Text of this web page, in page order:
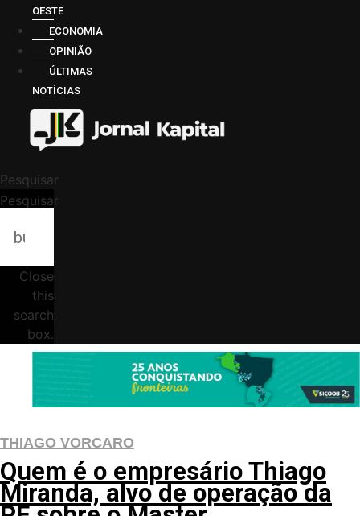
OESTE
ECONOMIA
OPINIÃO
ÚLTIMAS
NOTÍCIAS
Pesquisar
Pesquisar
Close
this
search
box.
THIAGO VORCARO
Quem é o empresário Thiago
Miranda, alvo de operação da